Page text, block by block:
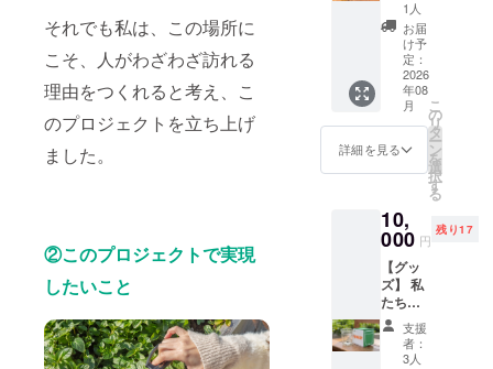
それでも私は、この場所に
こそ、人がわざわざ訪れる
理由をつくれると考え、こ
のプロジェクトを立ち上げ
ました。
②このプロジェクトで実現
したいこと
80mm
以下で
す。
しい日
常の合
間に、
ほっと
深呼吸
したく
なる一
杯で
す。 ・
ティー
（ラン
ダムに
３包
セット
となり
ます）
・内容
量：１
の場で
お茶に
して味
わえま
す。こ
こでし
か味わ
えな
い、特
です。
・日
程：令
和8年8
月8日以
降
10:00~
16:00
営業時
ハーブ
の蒸留
体験を
提供し
ます（1
セッ
ト/1名/
約2時間
の体
験） 園
で育て
ハーブ
を新鮮
なまま
蒸留し
ハーブ
ウォー
ターを
作る体
験で
1人
お届
け予
定：
2026
年08
月
詳細を見る
こ
の
リ
タ
ー
ン
を
選
択
す
る
10,
000 円
残り17
【グッ
ズ】 私
たちの
お店で
使用す
るオリ
支援
者：
3人